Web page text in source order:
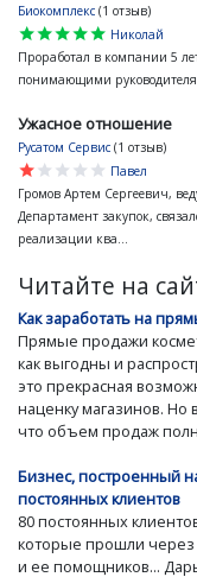
Биокомплекс (1 отзыв)
star
star
star
star
star
Николай
Проработал в компании 5
понимающими
Ужасное отношение
Русатом Сервис (1 отзыв)
star
star
star
star
star
Павел
Громов Артем Сергеевич,
Департамент закупок,
реализации ква...
Читайте на
Как заработать на
Прямые продажи
как выгодны и
это прекрасная
наценку магазинов.
что объем продаж
Бизнес, построенный
постоянных клиентов
80 постоянных
которые прошли
и ее помощников...